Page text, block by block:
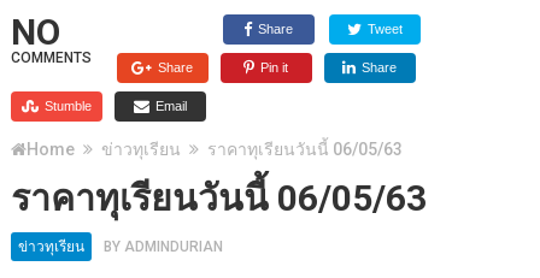
NO
COMMENTS
Share Tweet
Share Pin it Share
Stumble Email
Home ข่าวทุเรียน ราคาทุเรียนวันนี้ 06/05/63
ราคาทุเรียนวันนี้ 06/05/63
ข่าวทุเรียน BY ADMINDURIAN